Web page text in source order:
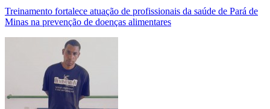
Treinamento fortalece atuação de profissionais da saúde de Pará de
Minas na prevenção de doenças alimentares